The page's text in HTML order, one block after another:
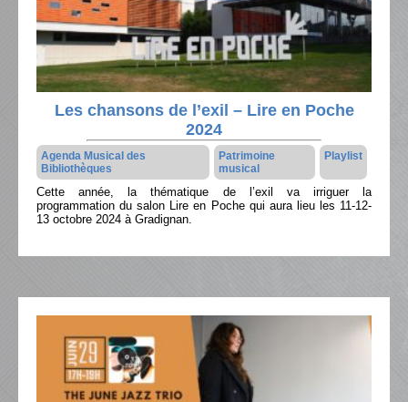
Les chansons de l’exil – Lire en Poche
2024
Agenda Musical des
Bibliothèques
Patrimoine
musical
Playlist
Cette année, la thématique de l’exil va irriguer la
programmation du salon Lire en Poche qui aura lieu les 11-12-
13 octobre 2024 à Gradignan.